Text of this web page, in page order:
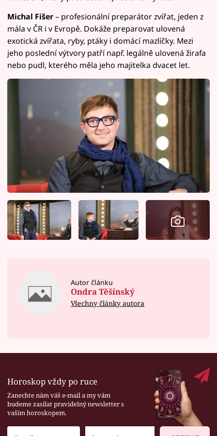
Michal Fišer– profesionální preparátor zvířat, jeden z
mála v ČR i v Evropě. Dokáže preparovat ulovená
exotická zvířata, ryby, ptáky i domácí mazlíčky. Mezi
jeho poslední výtvory patří např. legálně ulovená žirafa
nebo pudl, kterého měla jeho majitelka dvacet let.
Autor článku
Ondra Těšínský
Všechny články autora
Horoskop vždy po ruce
Zanechte nám váš e-mail a my vám
budeme zasílat pravidelný newsletter s
vaším horoskopem.